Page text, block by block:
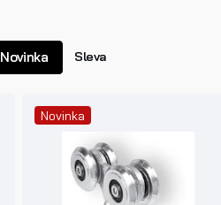
Novinka Sleva
Novinka